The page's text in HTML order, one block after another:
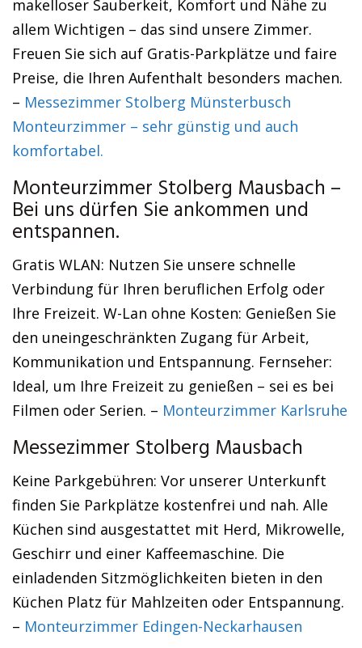
makelloser Sauberkeit, Komfort und Nähe zu
allem Wichtigen – das sind unsere Zimmer.
Freuen Sie sich auf Gratis-Parkplätze und faire
Preise, die Ihren Aufenthalt besonders machen.
– Messezimmer Stolberg Münsterbusch
Monteurzimmer – sehr günstig und auch
komfortabel.
Monteurzimmer Stolberg Mausbach –
Bei uns dürfen Sie ankommen und
entspannen.
Gratis WLAN: Nutzen Sie unsere schnelle
Verbindung für Ihren beruflichen Erfolg oder
Ihre Freizeit. W-Lan ohne Kosten: Genießen Sie
den uneingeschränkten Zugang für Arbeit,
Kommunikation und Entspannung. Fernseher:
Ideal, um Ihre Freizeit zu genießen – sei es bei
Filmen oder Serien. – Monteurzimmer Karlsruhe
Messezimmer Stolberg Mausbach
Keine Parkgebühren: Vor unserer Unterkunft
finden Sie Parkplätze kostenfrei und nah. Alle
Küchen sind ausgestattet mit Herd, Mikrowelle,
Geschirr und einer Kaffeemaschine. Die
einladenden Sitzmöglichkeiten bieten in den
Küchen Platz für Mahlzeiten oder Entspannung.
– Monteurzimmer Edingen-Neckarhausen